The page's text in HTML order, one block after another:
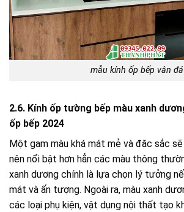
mẫu kính ốp bếp vân đá
2.6. Kính ốp tường bếp màu xanh
ốp bếp 2024
Một gam màu khá mát mẻ và đặc sắc
nên nổi bật hơn hẳn các màu thông
xanh dương chính là lựa chọn lý tưởng
mát và ấn tượng. Ngoài ra, màu xanh
các loại phụ kiện, vật dụng nội thất tạo